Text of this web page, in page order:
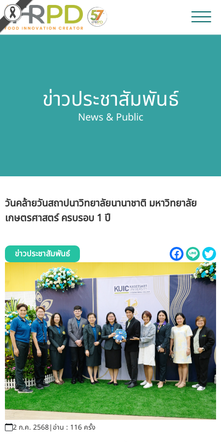
ผลิตภัณฑ์และจำหน่าย
เกี่ยวกับสถาบัน
บุคลากรสถาบัน
ระบบสารสนเทศ (ใน)
ติดต่อเรา
สายตรงผู้บริหาร
ข่าวประชาสัมพันธ์
News & Public
วันคล้ายวันสถาปนาวิทยาลัยนานาชาติ มหาวิทยาลัย
เกษตรศาสตร์ ครบรอบ 1 ปี
ข่าวประชาสัมพันธ์
2 ก.ค. 2568|อ่าน : 116 ครั้ง